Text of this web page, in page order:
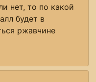
нет, то по какой
будет в
ржавчине